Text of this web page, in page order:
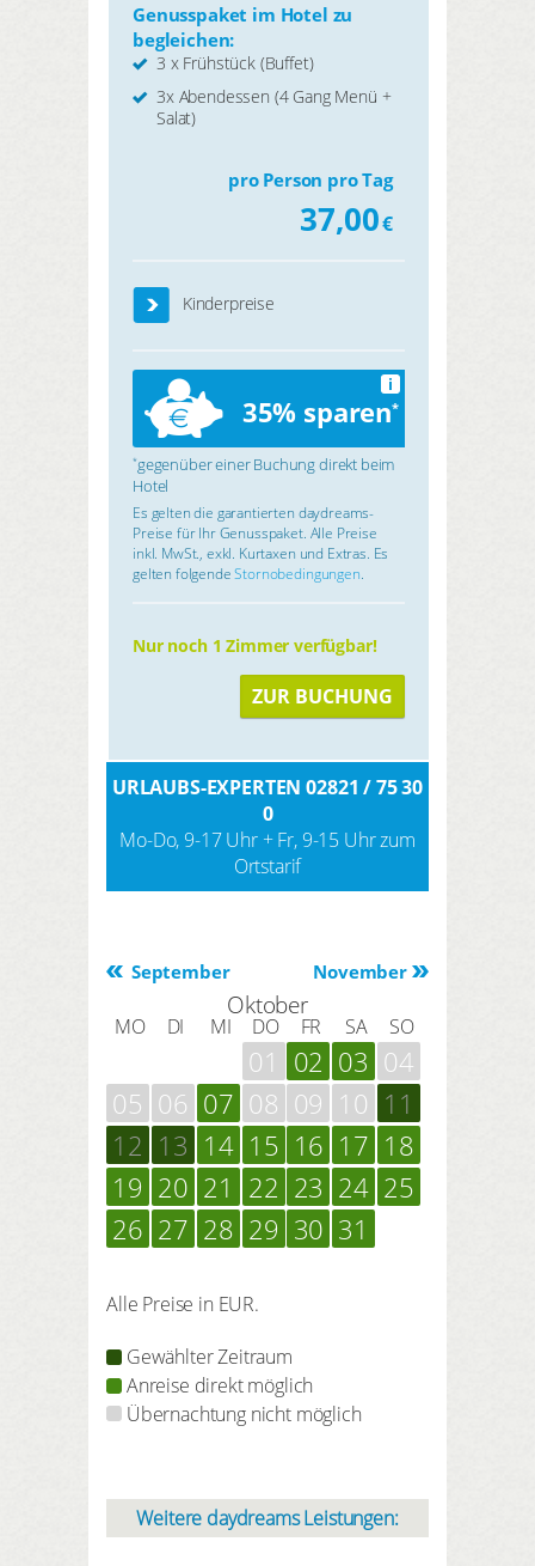
Genusspaket im Hotel zu
begleichen:
3 x Frühstück (Buffet)
3x Abendessen (4 Gang Menü +
Salat)
pro Person pro Tag
37,00€
Kinderpreise
35% sparen*
i
*gegenüber einer Buchung direkt beim
Hotel
Es gelten die garantierten daydreams-
Preise für Ihr Genusspaket. Alle Preise
inkl. MwSt., exkl. Kurtaxen und Extras. Es
gelten folgendeStornobedingungen.
Nur noch 1 Zimmer verfügbar!
ZUR BUCHUNG
URLAUBS-EXPERTEN 02821 / 75 30
0
Mo-Do, 9-17 Uhr + Fr, 9-15 Uhr zum
Ortstarif
November
September
Oktober
MO DI MI DO FR SA SO
01 02 03 04
05 06 07 08 09 10 11
12 13 14 15 16 17 18
19 20 21 22 23 24 25
26 27 28 29 30 31
Alle Preise in EUR.
Gewählter Zeitraum
Anreise direkt möglich
Übernachtung nicht möglich
Weitere daydreams Leistungen: